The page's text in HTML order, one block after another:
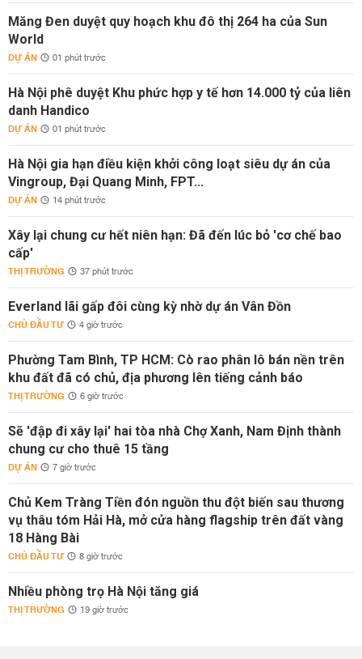
Măng Đen duyệt quy hoạch khu đô thị 264 ha của Sun
World
DỰ ÁN 01 phút trước
Hà Nội phê duyệt Khu phức hợp y tế hơn 14.000 tỷ của liên
danh Handico
DỰ ÁN 01 phút trước
Hà Nội gia hạn điều kiện khởi công loạt siêu dự án của
Vingroup, Đại Quang Minh, FPT...
DỰ ÁN 14 phút trước
Xây lại chung cư hết niên hạn: Đã đến lúc bỏ 'cơ chế bao
cấp'
THỊ TRƯỜNG 37 phút trước
Everland lãi gấp đôi cùng kỳ nhờ dự án Vân Đồn
CHỦ ĐẦU TƯ 4 giờ trước
Phường Tam Bình, TP HCM: Cò rao phân lô bán nền trên
khu đất đã có chủ, địa phương lên tiếng cảnh báo
THỊ TRƯỜNG 6 giờ trước
Sẽ 'đập đi xây lại' hai tòa nhà Chợ Xanh, Nam Định thành
chung cư cho thuê 15 tầng
DỰ ÁN 7 giờ trước
Chủ Kem Tràng Tiền đón nguồn thu đột biến sau thương
vụ thâu tóm Hải Hà, mở cửa hàng flagship trên đất vàng
18 Hàng Bài
CHỦ ĐẦU TƯ 8 giờ trước
Nhiều phòng trọ Hà Nội tăng giá
THỊ TRƯỜNG 19 giờ trước